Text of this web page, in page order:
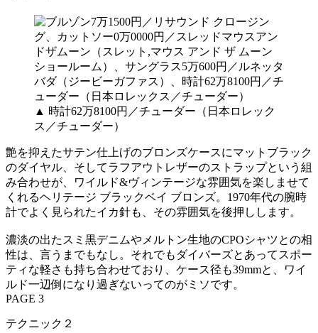
▲ 時計62万8100円／チューダー（日本ロレック
ス／チューダー）
艶を抑えたサテン仕上げのブロンズケースにマットブラック
のダイヤル、そしてラフアウトレザーのストラップという組
み合わせが、ワイルド&ヴィンテージな雰囲気を楽しませて
くれるヘリテージ ブラックベイ ブロンズ。1970年代の腕時
計でよく見られたイカ針も、その雰囲気を後押しします。
濃淡の出たスミ黒デニムやメルトン生地のCPOシャツとの相
性は、言うまでもなし。それでもダイバーズとあってスポー
ティな軽さも持ち合わせており、ケース径も39mmと、ワイ
ルド一辺倒になり過ぎないってのがミソです。
PAGE 3
テクニック２